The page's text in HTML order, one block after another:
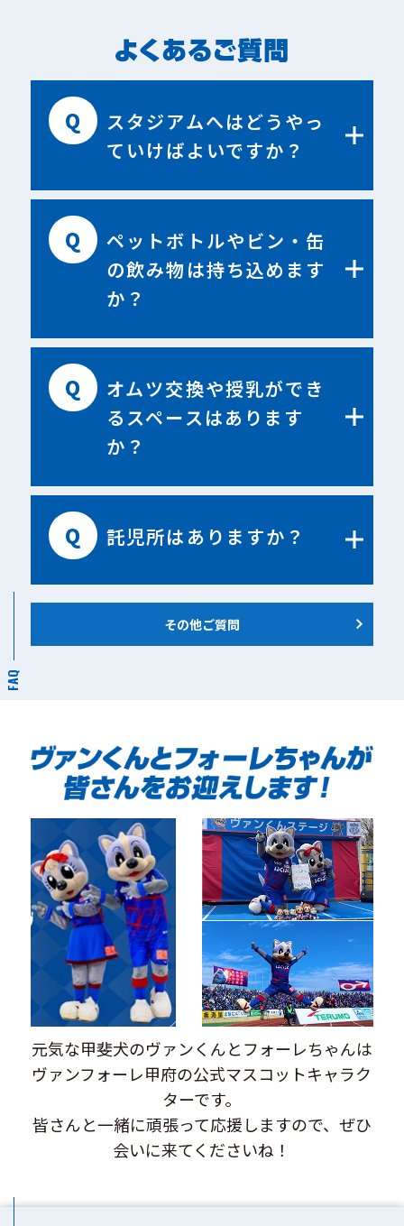
FAQ
Q
スタジアムへはどうやっ
ていけばよいですか？
Q
ペットボトルやビン・缶
の飲み物は持ち込めます
か？
Q
オムツ交換や授乳ができ
るスペースはあります
か？
Q 託児所はありますか？
その他ご質問
元気な甲斐犬のヴァンくんとフォーレちゃんは
ヴァンフォーレ甲府の公式マスコットキャラク
ターです。
皆さんと一緒に頑張って応援しますので、ぜひ
会いに来てくださいね！